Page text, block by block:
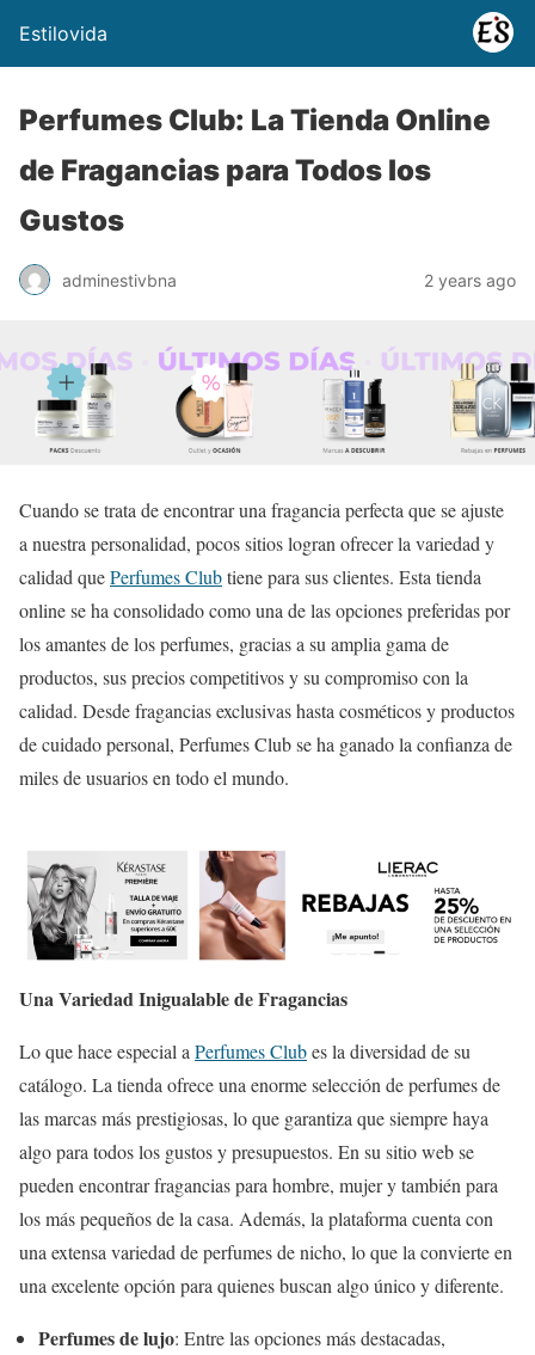
Estilovida
Perfumes Club: La Tienda Online
de Fragancias para Todos los
Gustos
adminestivbna 2 years ago
Cuando se trata de encontrar una fragancia perfecta que se ajuste
a nuestra personalidad, pocos sitios logran ofrecer la variedad y
calidad quePerfumes Clubtiene para sus clientes. Esta tienda
online se ha consolidado como una de las opciones preferidas por
los amantes de los perfumes, gracias a su amplia gama de
productos, sus precios competitivos y su compromiso con la
calidad. Desde fragancias exclusivas hasta cosméticos y productos
de cuidado personal, Perfumes Club se ha ganado la confianza de
miles de usuarios en todo el mundo.
Una Variedad Inigualable de Fragancias
Lo que hace especial aPerfumes Clubes la diversidad de su
catálogo. La tienda ofrece una enorme selección de perfumes de
las marcas más prestigiosas, lo que garantiza que siempre haya
algo para todos los gustos y presupuestos. En su sitio web se
pueden encontrar fragancias para hombre, mujer y también para
los más pequeños de la casa. Además, la plataforma cuenta con
una extensa variedad de perfumes de nicho, lo que la convierte en
una excelente opción para quienes buscan algo único y diferente.
Perfumes de lujo: Entre las opciones más destacadas,